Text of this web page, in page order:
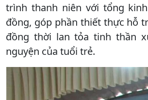
trình thanh niên với tổng
đồng, góp phần thiết thực hỗ
đồng thời lan tỏa tinh thần
nguyện của tuổi trẻ.